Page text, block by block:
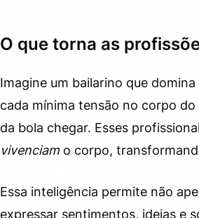
O que torna as
Imagine um bailarino que
cada mínima tensão no corpo
da bola chegar. Esses
vivenciam o corpo,
Essa inteligência permite não
expressar sentimentos, ideias e